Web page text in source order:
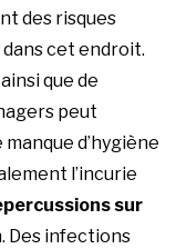
des risques
cet endroit.
que de
peut
d’hygiène
l’incurie
sur
Des infections